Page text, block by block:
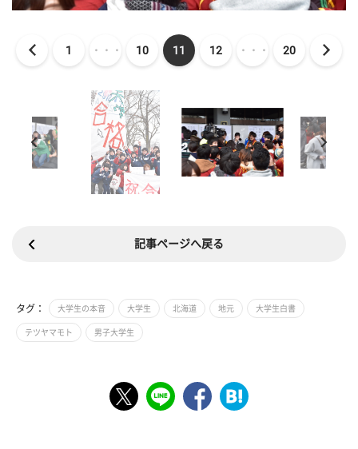
1 ・・・ 10 11 12 ・・・ 20
記事ページへ戻る
タグ： 大学生の本音 大学生 北海道 地元 大学生白書
テツヤマモト 男子大学生